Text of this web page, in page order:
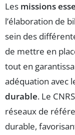
Les missions
l’élaboration de
sein des
de mettre en
tout en
adéquation avec
durable. Le
réseaux de
durable,